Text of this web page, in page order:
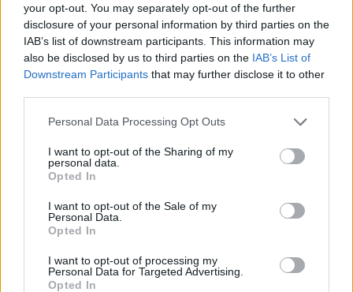
your opt-out. You may separately opt-out of the further
disclosure of your personal information by third parties on the
IAB’s list of downstream participants. This information may
also be disclosed by us to third parties on the IAB’s List of
Downstream Participants that may further disclose it to other
Personal Data Processing Opt Outs
I want to opt-out of the Sharing of my
personal data.
Opted In
I want to opt-out of the Sale of my
Personal Data.
Opted In
I want to opt-out of processing my
Personal Data for Targeted Advertising.
Opted In
szerződést is bejelenthet a társaság - írja a Napi.
A Mezőgép pozícióit az erősítheti, hogy a nyugat-amerikai
és észak-amerikai gépgyártók fokozottan mozdulnak el a
költségtakarékosság irányába, így a kedvezőbb
költségpozíciójú orosházi társaság profitálhat az általános
iparági trendekből. A második negyedévben társaság már
és a mezőgazdasági...
KEDVES OLVASÓNK!
A keresett cikk a portfolio.hu hírarchívumához
tartozik, melynek olvasása előfizetéses
regisztrációhoz kötött.